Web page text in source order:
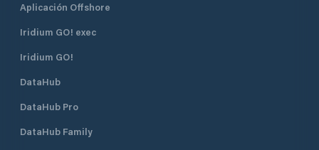
Aplicación Offshore
Iridium GO! exec
Iridium GO!
DataHub
DataHub Pro
DataHub Family